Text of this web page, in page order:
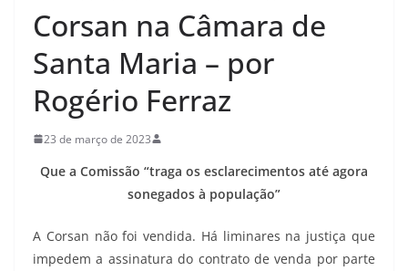
Corsan na Câmara de
Santa Maria – por
Rogério Ferraz
23 de março de 2023
Que a Comissão “traga os esclarecimentos até agora
sonegados à população”
A Corsan não foi vendida. Há liminares na justiça que
impedem a assinatura do contrato de venda por parte